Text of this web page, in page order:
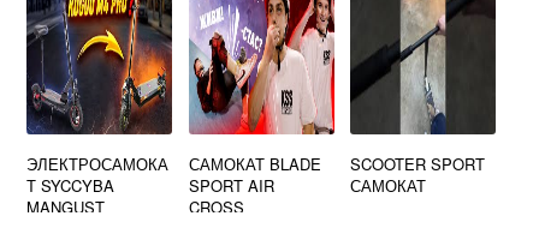
ЭЛЕКТРОСАМОКА
Т SYCCYBA
MANGUST
САМОКАТ BLADE
SPORT AIR
CROSS
SCOOTER SPORT
САМОКАТ